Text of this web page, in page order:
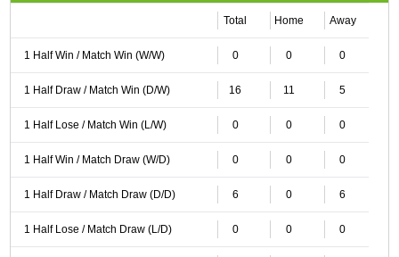
Total Home Away
1 Half Win / Match Win (W/W) 0 0 0
1 Half Draw / Match Win (D/W) 16 11 5
1 Half Lose / Match Win (L/W) 0 0 0
1 Half Win / Match Draw (W/D) 0 0 0
1 Half Draw / Match Draw (D/D) 6 0 6
1 Half Lose / Match Draw (L/D) 0 0 0